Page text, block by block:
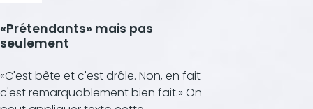
«Prétendants» mais pas
seulement
«C'est bête et c'est drôle. Non, en fait
c'est remarquablement bien fait.» On